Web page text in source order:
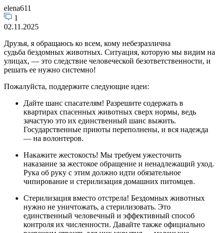
elena611
1
02.11.2025
Друзья, я обращаюсь ко всем, кому небезразлична
судьба бездомных животных. Ситуация, которую мы видим на
улицах, — это следствие человеческой безответственности, и
решать ее нужно системно!
Пожалуйста, поддержите следующие идеи:
Дайте шанс спасателям! Разрешите содержать в
квартирах спасенных животных сверх нормы, ведь
зачастую это их единственный шанс выжить.
Государственные приюты переполнены, и вся надежда
— на волонтеров.
Накажите жестокость! Мы требуем ужесточить
наказание за жестокое обращение и ненадлежащий уход.
Рука об руку с этим должно идти обязательное
чипирование и стерилизация домашних питомцев.
Стерилизация вместо отстрела! Бездомных животных
нужно не уничтожать, а стерилизовать. Это
единственный человечный и эффективный способ
контроля их численности. Давайте также официально